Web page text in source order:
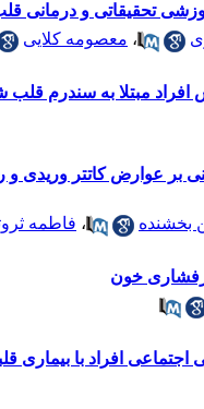
تحقیقاتی و درمانی
، معصومه کلایی
افراد مبتلا به سندرم
بر عوارض کاتتر
بخشنده ، فاطمه
خون
افراد با بیماری